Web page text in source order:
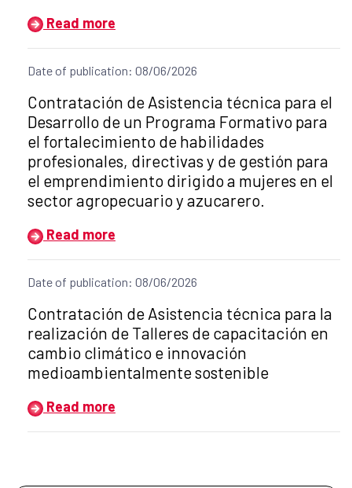
Read more
Date of publication: 08/06/2026
Title of the announcement:
Contratación de Asistencia técnica para el
Desarrollo de un Programa Formativo para
el fortalecimiento de habilidades
profesionales, directivas y de gestión para
el emprendimiento dirigido a mujeres en el
sector agropecuario y azucarero.
Read more
Date of publication: 08/06/2026
Title of the announcement:
Contratación de Asistencia técnica para la
realización de Talleres de capacitación en
cambio climático e innovación
medioambientalmente sostenible
Read more